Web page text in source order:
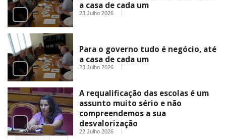
a casa de cada um
23 Julho 2026
Para o governo tudo é negócio, até
a casa de cada um
23 Julho 2026
A requalificação das escolas é um
assunto muito sério e não
compreendemos a sua
desvalorização
22 Julho 2026